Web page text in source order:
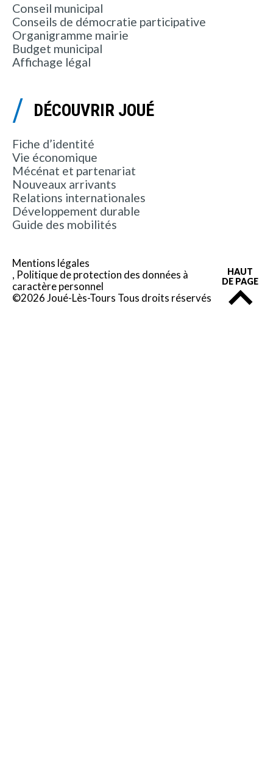
Conseil municipal
Conseils de démocratie participative
Organigramme mairie
Budget municipal
Affichage légal
DÉCOUVRIR JOUÉ
Fiche d’identité
Vie économique
Mécénat et partenariat
Nouveaux arrivants
Relations internationales
Développement durable
Guide des mobilités
Mentions légales
Politique de protection des données à
caractère personnel
©2026 Joué-Lès-Tours Tous droits réservés
HAUT
DE PAGE